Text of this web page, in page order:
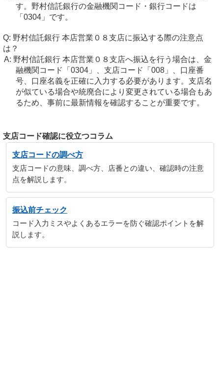
す。野村信託銀行の金融機関コード・銀行コードは
「0304」です。
野村信託銀行 本店営業０８支店に振込する際の注意点
は？
野村信託銀行 本店営業０８支店へ振込を行う場合は、金
融機関コード「0304」、支店コード「008」、口座番
号、口座名義を正確に入力する必要があります。支店名
が似ている場合や統廃合により変更されている場合もあ
るため、事前に最新情報を確認することが重要です。
支店コード確認に役立つコラム
支店コードの調べ方
支店コードの意味、調べ方、店番との違い、確認時の注意
点を解説します。
振込前チェック
コード入力ミスやよくあるエラーを防ぐ確認ポイントを解
説します。